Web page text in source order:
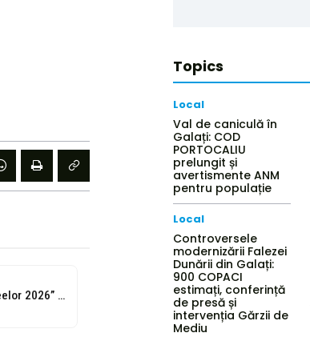
Record de participanți la ”Noaptea Muzeelor 2026” de la Galați
Topics
Local
Val de caniculă în
Galați: COD
PORTOCALIU
prelungit și
avertismente ANM
pentru populație
Local
Controversele
modernizării Falezei
Dunării din Galați:
900 COPACI
estimați, conferință
de presă și
intervenția Gărzii de
Mediu